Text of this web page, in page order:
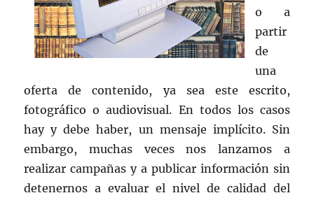
o a
partir
de
una
oferta de contenido, ya sea este escrito,
fotográfico o audiovisual. En todos los casos
hay y debe haber, un mensaje implícito. Sin
embargo, muchas veces nos lanzamos a
realizar campañas y a publicar información sin
detenernos a evaluar el nivel de calidad del